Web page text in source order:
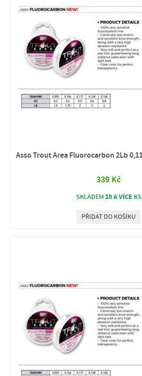
Asso Trout Area Fluorocarbon 2Lb
339 Kč
SKLADEM 10 A VÍCE KS
PŘIDAT DO KOŠÍKU